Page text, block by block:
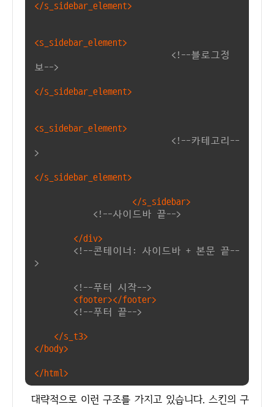
</s_sidebar_element>
<s_sidebar_element>
<!--블로그정
보-->
</s_sidebar_element>
<s_sidebar_element>
<!--카테고리--
>
</s_sidebar_element>
</s_sidebar>
<!--사이드바 끝-->
</div>
<!--콘테이너: 사이드바 + 본문 끝--
>
<!--푸터 시작-->
<footer></footer>
<!--푸터 끝-->
</s_t3>
</body>
</html>
대략적으로 이런 구조를 가지고 있습니다. 스킨의 구